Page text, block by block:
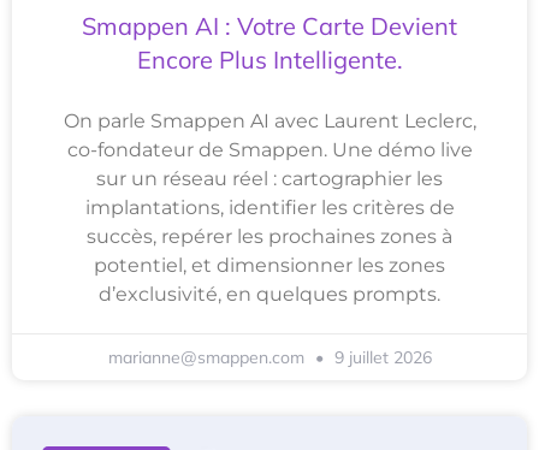
Smappen AI : Votre Carte Devient
Encore Plus Intelligente.
On parle Smappen AI avec Laurent Leclerc,
co-fondateur de Smappen. Une démo live
sur un réseau réel : cartographier les
implantations, identifier les critères de
succès, repérer les prochaines zones à
potentiel, et dimensionner les zones
d’exclusivité, en quelques prompts.
marianne@smappen.com 9 juillet 2026